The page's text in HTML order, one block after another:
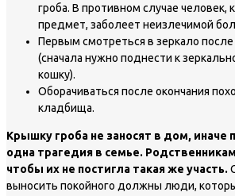
гроба. В противном случае человек,
предмет, заболеет неизлечимой
Первым смотреться в зеркало
(сначала нужно поднести к
кошку).
Оборачиваться после окончания
кладбища.
Крышку гроба не заносят в дом, иначе
одна трагедия в семье.
чтобы их не постигла такая же участь.
выносить покойного должны люди,